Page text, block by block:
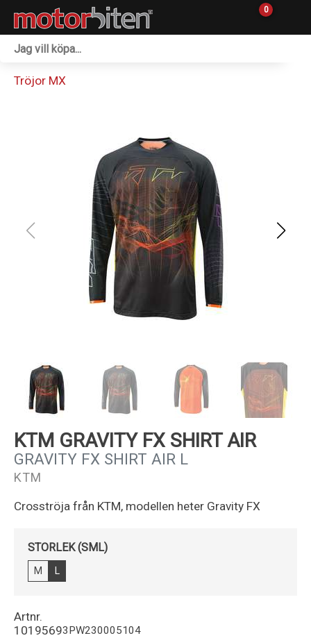
0
Reservdelar
Sprängskisser
Tröjor MX
KTM GRAVITY FX SHIRT AIR
GRAVITY FX SHIRT AIR L
KTM
Crosströja från KTM, modellen heter Gravity FX
STORLEK (SML)
M
Artnr.
10195693PW230005104